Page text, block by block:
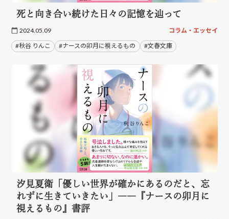
死と向き合い続けた日々の記憶を辿って
2024.05.09 コラム・エッセイ
#秋谷 りんこ #ナースの卯月に視えるもの #文春文庫
汐見夏衛「優しい世界が確かにあるのだと、忘
れずに生きていきたい」――『ナースの卯月に
視えるもの』書評